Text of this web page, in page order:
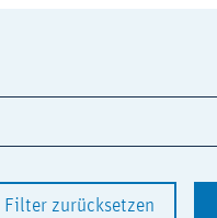
Filter zurücksetzen